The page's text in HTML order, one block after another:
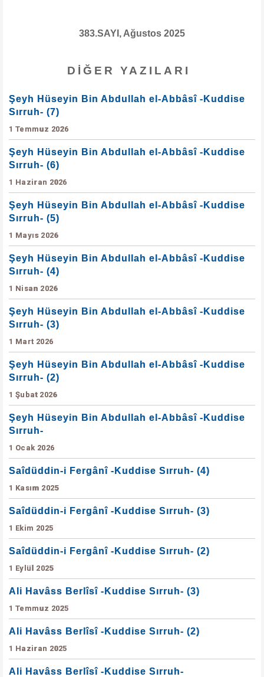
383.SAYI, Ağustos 2025
DIĞER YAZILARI
Şeyh Hüseyin Bin Abdullah el-Abbâsî -Kuddise
Sırruh- (7)
1 Temmuz 2026
Şeyh Hüseyin Bin Abdullah el-Abbâsî -Kuddise
Sırruh- (6)
1 Haziran 2026
Şeyh Hüseyin Bin Abdullah el-Abbâsî -Kuddise
Sırruh- (5)
1 Mayıs 2026
Şeyh Hüseyin Bin Abdullah el-Abbâsî -Kuddise
Sırruh- (4)
1 Nisan 2026
Şeyh Hüseyin Bin Abdullah el-Abbâsî -Kuddise
Sırruh- (3)
1 Mart 2026
Şeyh Hüseyin Bin Abdullah el-Abbâsî -Kuddise
Sırruh- (2)
1 Şubat 2026
Şeyh Hüseyin Bin Abdullah el-Abbâsî -Kuddise
Sırruh-
1 Ocak 2026
Saîdüddin-i Fergânî -Kuddise Sırruh- (4)
1 Kasım 2025
Saîdüddin-i Fergânî -Kuddise Sırruh- (3)
1 Ekim 2025
Saîdüddin-i Fergânî -Kuddise Sırruh- (2)
1 Eylül 2025
Ali Havâss Berlîsî -Kuddise Sırruh- (3)
1 Temmuz 2025
Ali Havâss Berlîsî -Kuddise Sırruh- (2)
1 Haziran 2025
Ali Havâss Berlîsî -Kuddise Sırruh-